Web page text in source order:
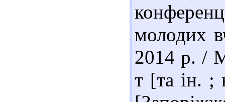
молодих
2014 р. /
т [та ін. ;